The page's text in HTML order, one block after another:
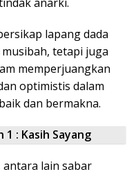
lapang dada
tetapi juga
memperjuangkan
optimistis dalam
dan bermakna.
1 : Kasih Sayang
antara lain sabar